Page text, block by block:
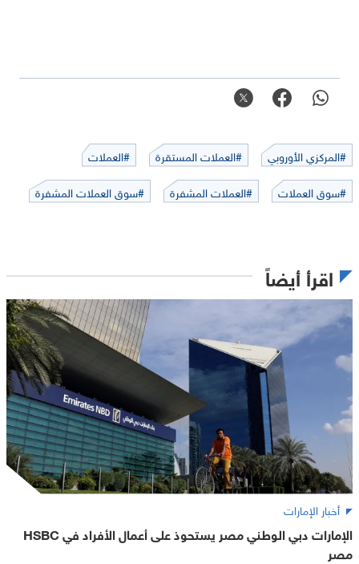
#المركزي الأوروبي #العملات المستقرة
#العملات
#سوق العملات
#العملات المشفرة #سوق العملات المشفرة
اقرأ أيضاً
أخبار الإمارات
الإمارات دبي الوطني مصر يستحوذ على أعمال الأفراد في HSBC
مصر